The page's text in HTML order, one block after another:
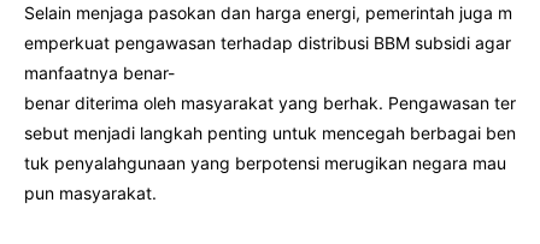
Selain menjaga pasokan dan harga energi, pemerintah juga m
emperkuat pengawasan terhadap distribusi BBM subsidi agar
manfaatnya benar-
benar diterima oleh masyarakat yang berhak. Pengawasan ter
sebut menjadi langkah penting untuk mencegah berbagai ben
tuk penyalahgunaan yang berpotensi merugikan negara mau
pun masyarakat.